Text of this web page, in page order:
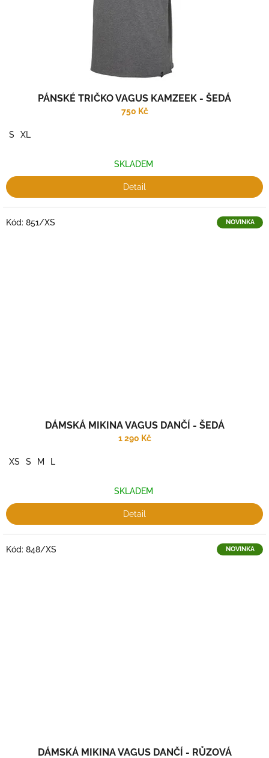
PÁNSKÉ TRIČKO VAGUS KAMZEEK - ŠEDÁ
750 Kč
S XL
SKLADEM
Detail
NOVINKA
DÁMSKÁ MIKINA VAGUS DANČÍ - ŠEDÁ
1 290 Kč
XS S M L
SKLADEM
Detail
Kód: 851/XS
NOVINKA
DÁMSKÁ MIKINA VAGUS DANČÍ - RŮZOVÁ
Kód: 848/XS